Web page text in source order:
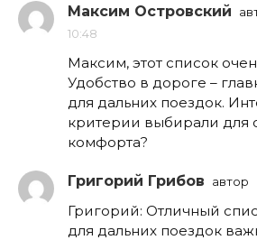
Максим Островский
10:48
Максим, этот список
Удобство в дороге –
для дальних поездок.
критерии выбирали для
комфорта?
Григорий Грибов автор
Григорий: Отличный
для дальних поездок